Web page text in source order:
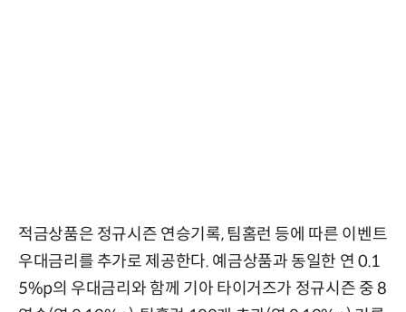
적금상품은 정규시즌 연승기록, 팀홈런 등에 따른 이벤트
우대금리를 추가로 제공한다. 예금상품과 동일한 연 0.1
5%p의 우대금리와 함께 기아 타이거즈가 정규시즌 중 8